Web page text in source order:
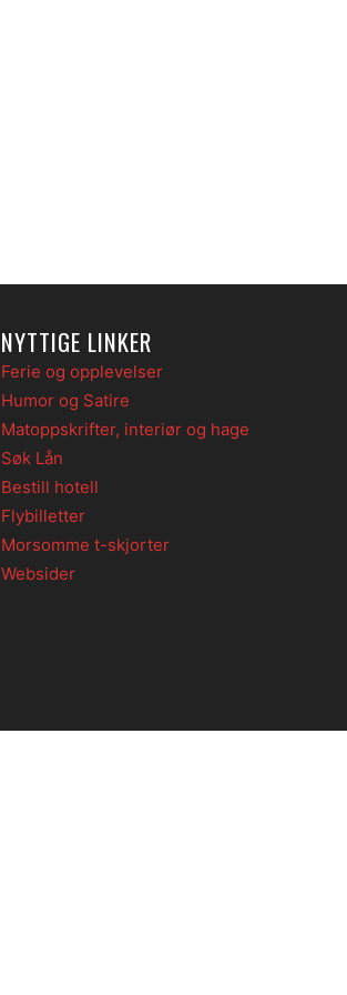
NYTTIGE LINKER
Ferie og opplevelser
Humor og Satire
Matoppskrifter, interiør og hage
Søk Lån
Bestill hotell
Flybilletter
Morsomme t-skjorter
Websider